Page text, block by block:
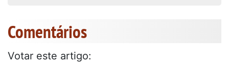
Comentários
Votar este artigo: